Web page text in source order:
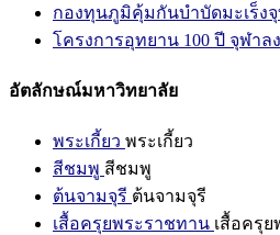
กองทุนภูมิคุ้มกันบำบัดมะเร็ง
โครงการอุทยาน 100 ปี จุฬา
อัตลักษณ์มหาวิทยาลัย
พระเกี้ยว พระเกี้ยว
สีชมพู สีชมพู
ต้นจามจุรี ต้นจามจุรี
เสื้อครุยพระราชทาน เสื้อครุ